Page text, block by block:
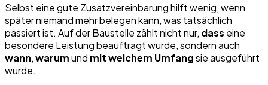
Selbst eine gute Zusatzvereinbarung hilft wenig, wenn
später niemand mehr belegen kann, was tatsächlich
passiert ist. Auf der Baustelle zählt nicht nur, dass eine
besondere Leistung beauftragt wurde, sondern auch
wann,warumund mit welchem Umfangsie ausgeführt
wurde.